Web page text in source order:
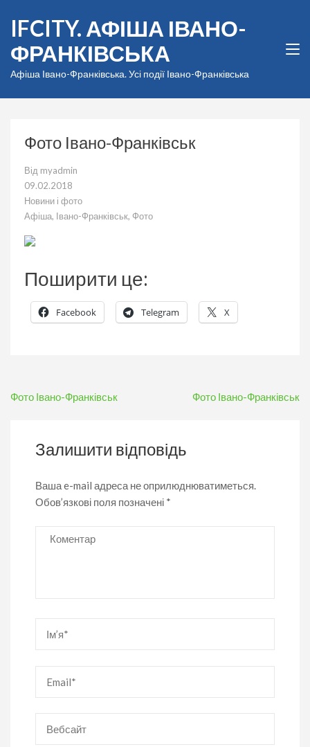
вмісту
(натисніть
Enter)
IFCITY. АФІША ІВАНО-
ФРАНКІВСЬКА
Афіша Івано-Франківська. Усі події Івано-Франківська
Фото Івано-Франківськ
Від myadmin
09.02.2018
Новини і фото
Афіша, Івано-Франківськ, Фото
Поширити це:
Facebook Telegram X
Навігація
Фото Івано-Франківськ Фото Івано-Франківськ
Залишити відповідь
Ваша e-mail адреса не оприлюднюватиметься.
Обов’язкові поля позначені *
Коментар